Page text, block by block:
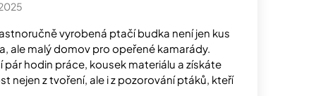
vyrobená ptačí budka není jen kus
ale malý domov pro opeřené kamarády.
pár hodin práce, kousek materiálu a získáte
nejen z tvoření, ale i z pozorování ptáků, kteří